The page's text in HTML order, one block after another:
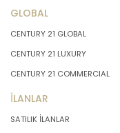
GLOBAL
CENTURY 21 GLOBAL
CENTURY 21 LUXURY
CENTURY 21 COMMERCIAL
İLANLAR
SATILIK İLANLAR